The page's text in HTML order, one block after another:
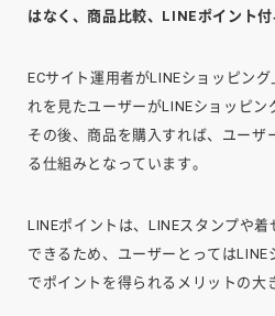
はなく、商品比較、LINEポイント付
ECサイト運用者がLINEショッピン
れを見たユーザーがLINEショッピン
その後、商品を購入すれば、ユーザ
る仕組みとなっています。
LINEポイントは、LINEスタンプや
できるため、ユーザーとっては
でポイントを得られるメリットの大